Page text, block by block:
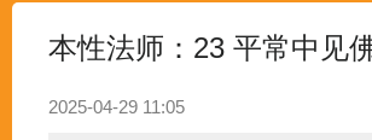
本性法师：23 平常中见
2025-04-29 11:05